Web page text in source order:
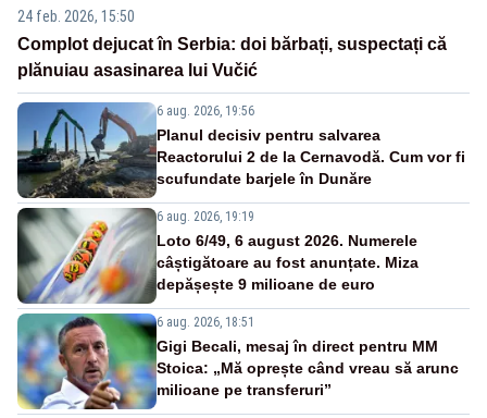
24 feb. 2026, 15:50
Complot dejucat în Serbia: doi bărbați, suspectați că
plănuiau asasinarea lui Vučić
6 aug. 2026, 19:56
Planul decisiv pentru salvarea
Reactorului 2 de la Cernavodă. Cum vor fi
scufundate barjele în Dunăre
6 aug. 2026, 19:19
Loto 6/49, 6 august 2026. Numerele
câștigătoare au fost anunțate. Miza
depășește 9 milioane de euro
6 aug. 2026, 18:51
Gigi Becali, mesaj în direct pentru MM
Stoica: „Mă oprește când vreau să arunc
milioane pe transferuri”